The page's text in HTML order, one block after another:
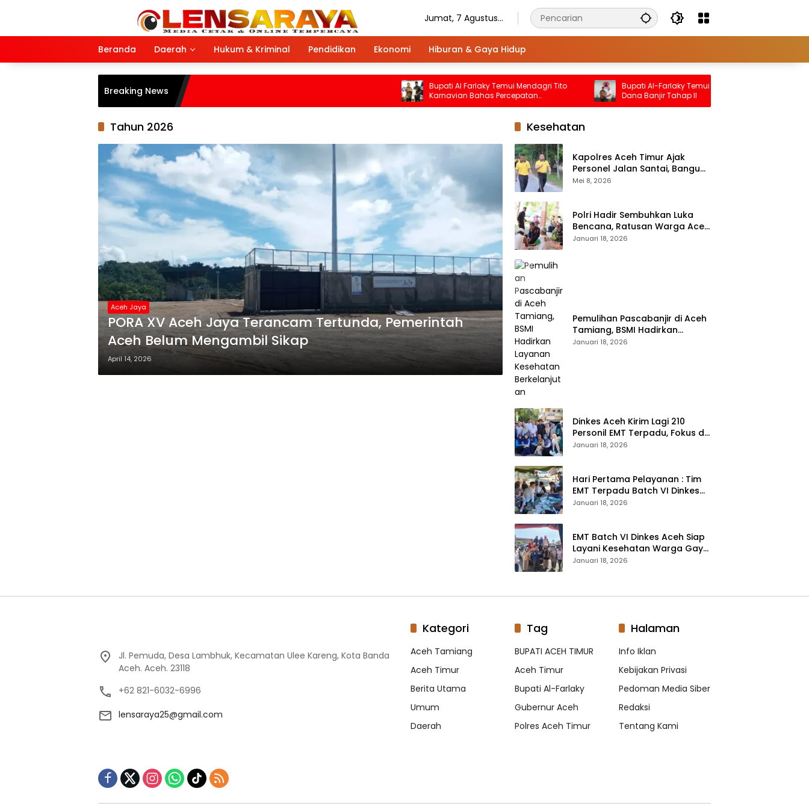
Jumat, 7 Agustus
Beranda
Daerah Hukum & Kriminal Pendidikan Ekonomi Hiburan & Gaya Hidup
Breaking News
Bupati Al Farlaky Temui Mendagri Tito
Karnavian Bahas Percepatan
Penanganan Pascabanjir
Bupati Al-Farlaky Temui BNPB Bahas
Dana Banjir Tahap II
Tahun 2026
Aceh Jaya
PORA XV Aceh Jaya Terancam Tertunda, Pemerintah
Aceh Belum Mengambil Sikap
April 14, 2026
Kesehatan
Kapolres Aceh Timur Ajak
Personel Jalan Santai, Bangun
Semangat Sehat dan Solid
Mei 8, 2026
Polri Hadir Sembuhkan Luka
Bencana, Ratusan Warga Aceh
Tengah Terlayani Bakti
Januari 18, 2026
Pemulihan Pascabanjir di Aceh
Tamiang, BSMI Hadirkan
Layanan Kesehatan
Januari 18, 2026
Dinkes Aceh Kirim Lagi 210
Personil EMT Terpadu, Fokus di
Tujuh Kabupaten
Januari 18, 2026
Hari Pertama Pelayanan : Tim
EMT Terpadu Batch VI Dinkes
Aceh Jangkau Wilayah
Januari 18, 2026
EMT Batch VI Dinkes Aceh Siap
Layani Kesehatan Warga Gayo
Lues, Ini Lokasi Yang Akan
Januari 18, 2026
Jl. Pemuda, Desa Lambhuk, Kecamatan Ulee Kareng, Kota Banda
Aceh. Aceh. 23118
+62 821-6032-6996
lensaraya25@gmail.com
Kategori
Aceh Tamiang
Aceh Timur
Berita Utama
Umum
Daerah
Tag
BUPATI ACEH TIMUR
Aceh Timur
Bupati Al-Farlaky
Gubernur Aceh
Polres Aceh Timur
Halaman
Info Iklan
Kebijakan Privasi
Pedoman Media Siber
Redaksi
Tentang Kami